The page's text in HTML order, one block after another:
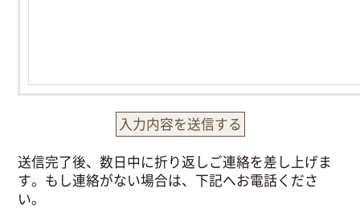
送信完了後、数日中に折り返しご連絡を差し上げま
す。もし連絡がない場合は、下記へお電話くださ
い。